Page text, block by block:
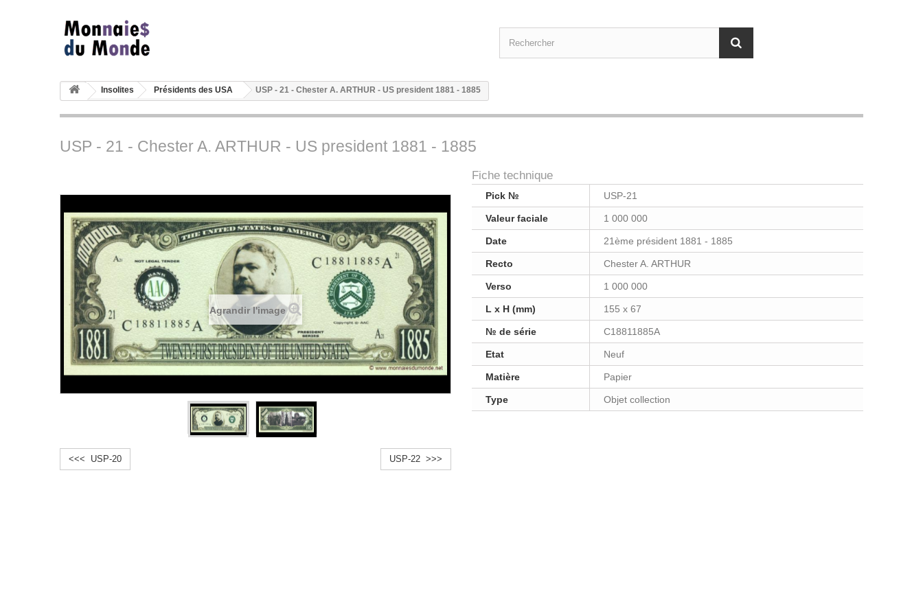
Insolites Présidents des USA USP - 21 - Chester A. ARTHUR - US president 1881 - 1885
USP - 21 - Chester A. ARTHUR - US president 1881 - 1885
Agrandir l'image
<<< USP-20 USP-22 >>>
Fiche technique
Pick № USP-21
Valeur faciale 1 000 000
Date 21ème président 1881 - 1885
Recto Chester A. ARTHUR
Verso 1 000 000
L x H (mm) 155 x 67
№ de série C18811885A
Etat Neuf
Matière Papier
Type Objet collection